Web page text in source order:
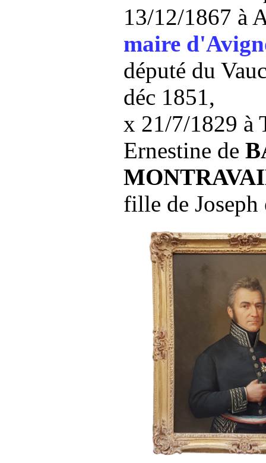
13/12/1867 à
maire
député du
déc 1851,
x 21/7/1829 à
Ernestine de
fille de